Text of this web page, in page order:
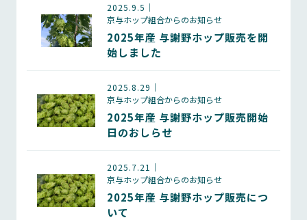
2025.9.5
京与ホップ組合からのお知らせ
2025年産 与謝野ホップ販売を開
始しました
2025.8.29
京与ホップ組合からのお知らせ
2025年産 与謝野ホップ販売開始
日のおしらせ
2025.7.21
京与ホップ組合からのお知らせ
2025年産 与謝野ホップ販売につ
いて